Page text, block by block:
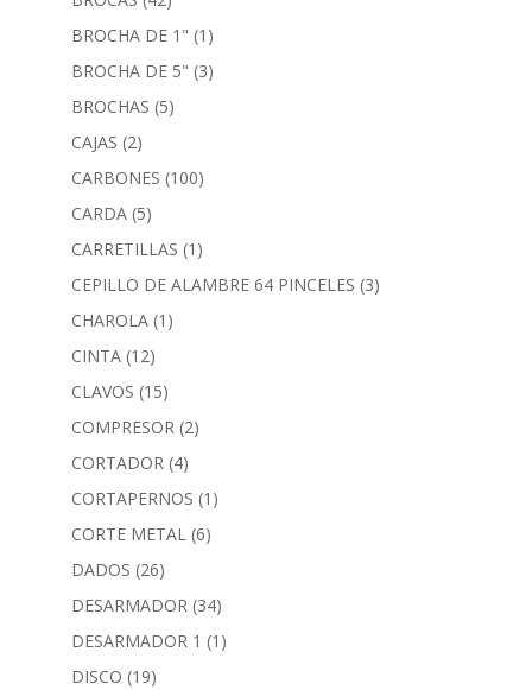
BROCHA DE 1" (1)
BROCHA DE 5" (3)
BROCHAS (5)
CAJAS (2)
CARBONES (100)
CARDA (5)
CARRETILLAS (1)
CEPILLO DE ALAMBRE 64 PINCELES (3)
CHAROLA (1)
CINTA (12)
CLAVOS (15)
COMPRESOR (2)
CORTADOR (4)
CORTAPERNOS (1)
CORTE METAL (6)
DADOS (26)
DESARMADOR (34)
DESARMADOR 1 (1)
DISCO (19)